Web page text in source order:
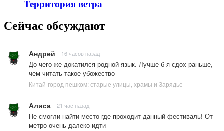
Территория ветра
Сейчас обсуждают
Андрей 16 часов назад
До чего же докатился родной язык. Лучше б я сдох раньше,
чем читать такое убожество
Китай-город пешком: старые улицы, храмы и Зарядье
Алиса 21 час назад
Не смогли найти место где проходит данный фестиваль! От
метро очень далеко идти